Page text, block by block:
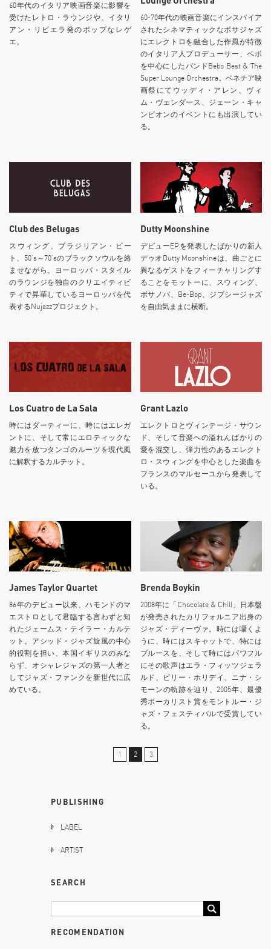
60年代のイタリア映画音楽に影響を
受けたレトロ・ラウンジや、イタリ
アン・リビエラ発のポップなレゲ
エ。
60-70年代の映画音楽にインスパイア
されたシネマティックなボサジャズ
にエレクトロを融合した作風が特徴
のイタリア人プロデューサー、ベボ
を中心にしたバンドBebo Best & The
Super Lounge Orchestra。ベネチア映
画祭にてウッディ・アレン、ヴィ
ム・ヴェンダース、ジェーン・キャ
ンピオンのイベントにも出演してい
る。
Club des Belugas
スウィング、ブラジリアン・ビー
ト、50’s～70’sのブラックソウルを絡
ませながら、ヨーロッパ・スタイル
のラウンジを独自のクリエイティビ
ティで昇華しているヨーロッパを代
表するNujazzプロジェクト。
Dutty Moonshine
デビューEPを発表したばかりの新人
デゥオDutty Moonshineは、曲ごとに
異なるゲストをフィーチャリングす
ることをモットーに、スウィング、
ボサノバ、Be-Bop、ジプシージャズ
を自由気ままに横断。
Los Cuatro de La Sala
時にはダーティーに、時にはエレガ
ントに、そして常にエロティックな
魅力を放つタンゴのルーツを現代風
に解釈するカルテット。
Grant Lazlo
エレクトロとヴィンテージ・サウン
ド、そして音楽への溢れんばかりの
愛を混交し、弾力性のあるエレクト
ロ・スウィングを中心とした楽曲を
フランスのマルセーユから発表して
いる。
James Taylor Quartet
86年のデビュー以来、ハモンドのマ
エストロとして君臨する言わずと知
れたジェームス・テイラー・カルテ
ット。アシッド・ジャズ旋風の中心
的役割を担い、本国イギリスのみな
らず、オシャレジャズの第一人者と
してジャズ・ファンクを新世代に広
めている。
Brenda Boykin
2008年に「Chocolate & Chill」日本盤
が発売されたカリフォルニア出身の
ジャズ・ディーヴァ。時には囁くよ
うに、時にはスキャットで、特には
ブルースを、そして時にはパワフル
にその歌声はエラ・フィッツジェラ
ルド、ビリー・ホリデイ、ニナ・シ
モーンの軌跡を辿り、2005年、最優
秀ボーカリスト賞をモントルー・ジ
ャズ・フェスティバルで受賞してい
る。
1 2 3
PUBLISHING
LABEL
ARTIST
SEARCH
RECOMENDATION